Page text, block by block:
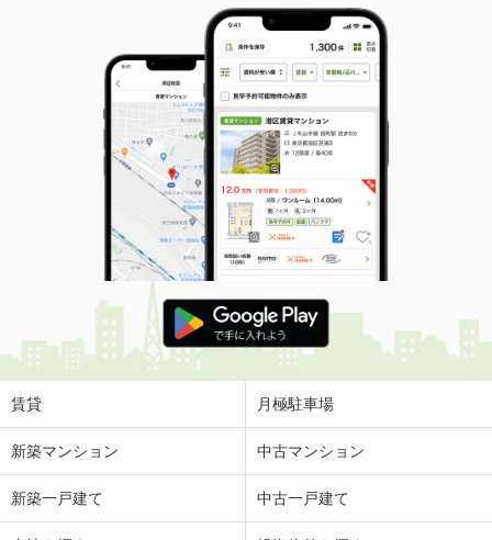
賃貸 月極駐車場
新築マンション 中古マンション
新築一戸建て 中古一戸建て